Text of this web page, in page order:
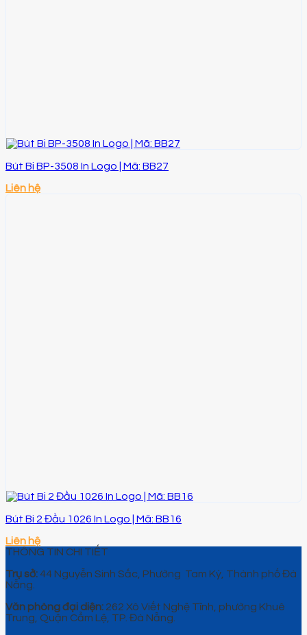
Bút Bi BP-3508 In Logo | Mã: BB27
Liên hệ
Bút Bi 2 Đầu 1026 In Logo | Mã: BB16
Liên hệ
THÔNG TIN CHI TIẾT
Trụ sở: 44 Nguyễn Sinh Sắc, Phường Tam Kỳ, Thành phố Đà
Nẵng.
Văn phòng đại diện: 262 Xô Viết Nghệ Tĩnh, phường Khuê
Trung, Quận Cẩm Lệ, TP. Đà Nẵng.